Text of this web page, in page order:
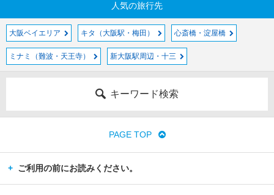
人気の旅行先
大阪ベイエリア キタ（大阪駅・梅田） 心斎橋・淀屋橋
ミナミ（難波・天王寺） 新大阪駅周辺・十三
キーワード検索
PAGE TOP
ご利用の前にお読みください。